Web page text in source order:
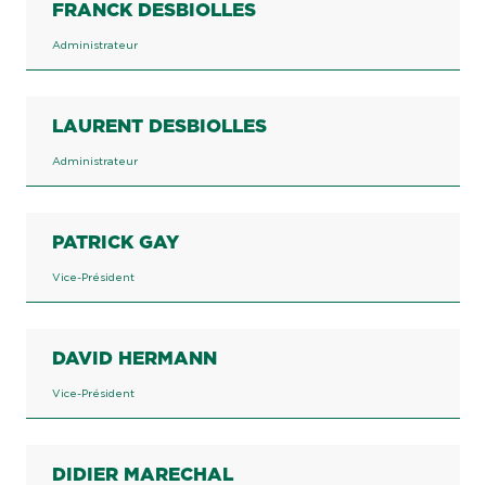
FRANCK DESBIOLLES
Administrateur
LAURENT DESBIOLLES
Administrateur
PATRICK GAY
Vice-Président
DAVID HERMANN
Vice-Président
DIDIER MARECHAL